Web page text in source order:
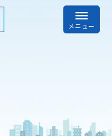
メニュー